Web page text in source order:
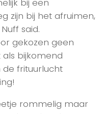
bij een
zijn bij het afruimen,
said.
gekozen geen
bijkomend
frituurlucht
rommelig maar